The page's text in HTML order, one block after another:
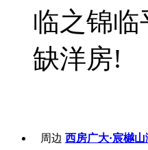
临之锦
缺洋房!
周边 西房广大·宸樾